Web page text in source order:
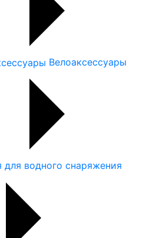
Велоаксессуары
для водного снаряжения